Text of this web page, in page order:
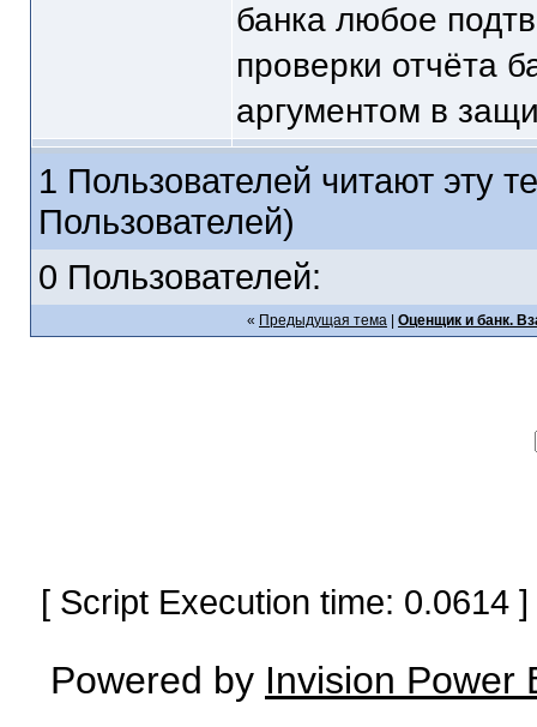
банка любое
проверки отчёта
аргументом в
1 Пользователей читают эту
Пользователей)
0 Пользователей:
« Предыдущая тема Оценщик и банк.
[ Script Execution time:
Powered by Invision Power